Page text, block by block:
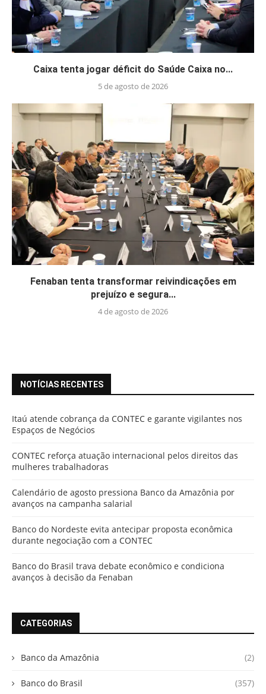
Caixa tenta jogar déficit do Saúde Caixa no...
5 de agosto de 2026
Fenaban tenta transformar reivindicações em
prejuízo e segura...
4 de agosto de 2026
NOTÍCIAS RECENTES
Itaú atende cobrança da CONTEC e garante vigilantes nos
Espaços de Negócios
CONTEC reforça atuação internacional pelos direitos das
mulheres trabalhadoras
Calendário de agosto pressiona Banco da Amazônia por
avanços na campanha salarial
Banco do Nordeste evita antecipar proposta econômica
durante negociação com a CONTEC
Banco do Brasil trava debate econômico e condiciona
avanços à decisão da Fenaban
CATEGORIAS
Banco da Amazônia (2)
Banco do Brasil (357)